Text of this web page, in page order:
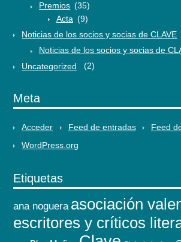
Premios (35)
Acta (9)
Noticias de los socios y socias de CLAVE
Noticias de los socios y socias de
Uncategorized
(2)
Meta
Acceder Feed de entradas
Feed
WordPress.org
Etiquetas
ana noguera asociación
escritores y críticos